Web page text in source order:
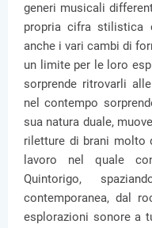
generi musicali
propria cifra stilistica
anche i vari cambi di
un limite per le loro
sorprende ritrovarli
nel contempo
sua natura duale,
riletture di brani molto
lavoro nel quale
Quintorigo,
contemporanea, dal
esplorazioni sonore a